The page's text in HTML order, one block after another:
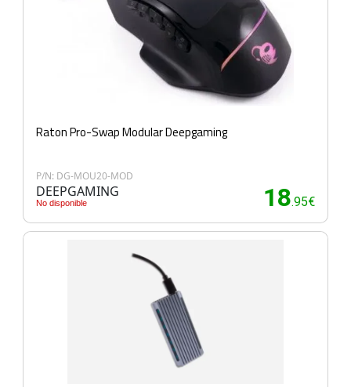
Raton Pro-Swap Modular Deepgaming
P/N: DG-MOU20-MOD
DEEPGAMING
No disponible 18.95€